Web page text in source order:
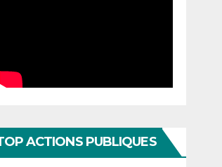
ACTIONS PUBLIQUES